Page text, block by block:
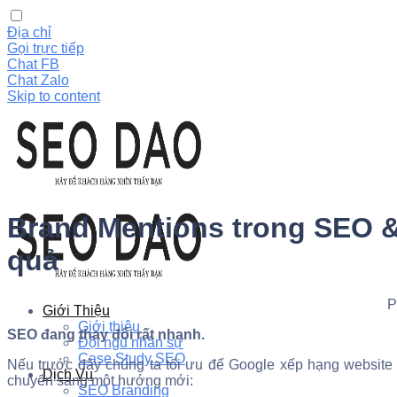
Địa chỉ
Gọi trực tiếp
Chat FB
Chat Zalo
Skip to content
Giới Thiệu
Giới thiệu
Đội ngũ nhân sự
Case Study SEO
Dịch Vụ
SEO Branding
Brand Mentions trong SEO
quả
SEO đang thay đổi rất nhanh.
Nếu trước đây chúng ta tối ưu để Google xếp hạng
chuyển sang một hướng mới: